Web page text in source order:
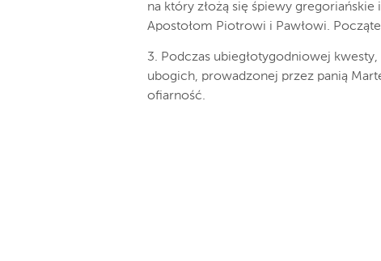
na który złożą się śpiewy
Apostołom Piotrowi i Pawłowi.
3. Podczas ubiegłotygodniowej
ubogich, prowadzonej przez panią
ofiarność.